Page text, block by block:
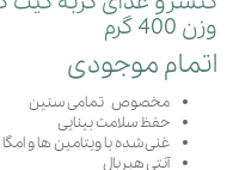
وزن 400 گرم
اتمام موجودی
مخصوص تمامی سنین
حفظ سلامت بینایی
غنی شده با ویتامین ها و امگا 3 و ۶
آنتی هیربال